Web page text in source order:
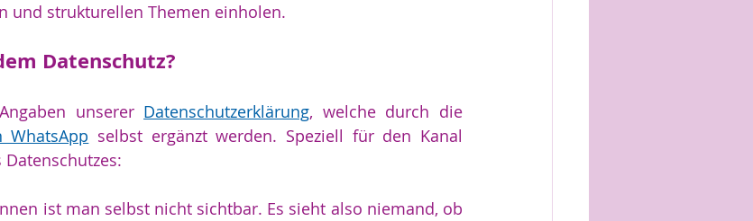
und strukturellen Themen einholen.
Datenschutz?
unserer Datenschutzerklärung
WhatsApp selbst ergänzt werden. Speziell für den Kanal
ist man selbst nicht sichtbar. Es sieht also niemand, ob